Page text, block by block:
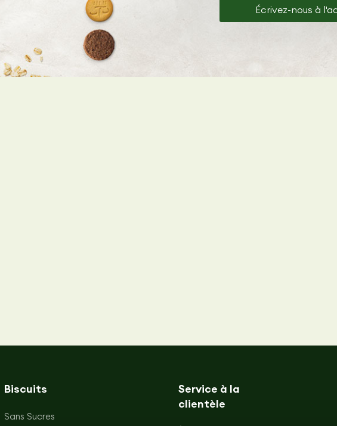
Écrivez-nous à
Biscuits
Sans Sucres
Service à la
clientèle